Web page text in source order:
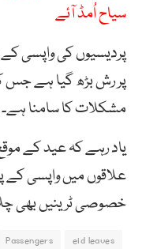
سیاح اُمڈ آئے
پردیسیوں کی واپسی
پر رش بڑھ گیا ہے جس
مشکلات کا سامنا ہے۔
یاد رہے کہ عید کے
علاقوں میں واپسی کے
خصوصی ٹرینیں بھی
eid leaves
Passengers